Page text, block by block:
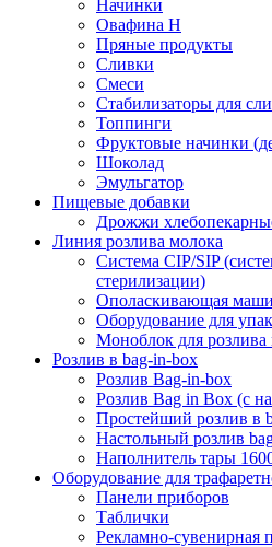
Начинки
Овафина Н
Пряные продукты
Сливки
Смеси
Стабилизаторы для
Топпинги
Фруктовые начинки
Шоколад
Эмульгатор
Пищевые добавки
Дрожжи
Линия розлива молока
Система CIP/SIP
стерилизации)
Ополаскивающая
Оборудование для
Моноблок для розлива
Розлив в bag-in-box
Розлив Bag-in-box
Розлив Bag in Box (с
Простейший розлив в
Настольный розлив
Наполнитель тары
Оборудование для
Панели приборов
Таблички
Рекламно-сувенирная